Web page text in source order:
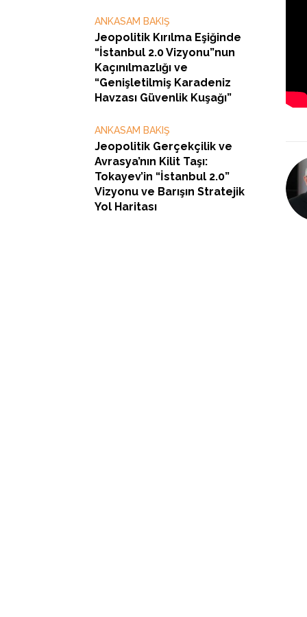
ANKASAM BAKIŞ
Jeopolitik Kırılma Eşiğinde
“İstanbul 2.0 Vizyonu”nun
Kaçınılmazlığı ve
“Genişletilmiş Karadeniz
Havzası Güvenlik Kuşağı”
ANKASAM BAKIŞ
Jeopolitik Gerçekçilik ve
Avrasya’nın Kilit Taşı:
Tokayev’in “İstanbul 2.0”
Vizyonu ve Barışın Stratejik
Yol Haritası